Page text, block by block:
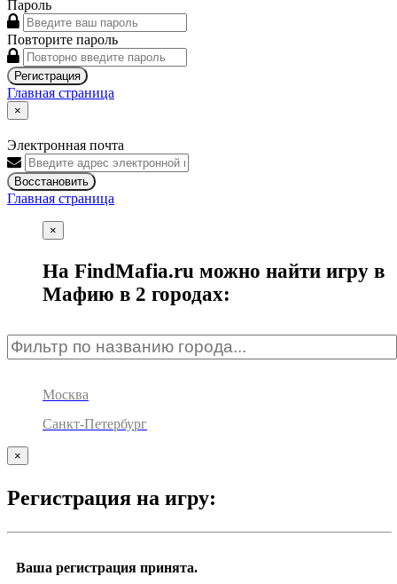
Пароль
Повторите пароль
Регистрация
Главная страница
×
Электронная почта
Восстановить
Главная страница
×
На FindMafia.ru можно найти игру в
Мафию в 2 городах:
Москва
Санкт-Петербург
×
Регистрация на игру:
Ваша регистрация принята.